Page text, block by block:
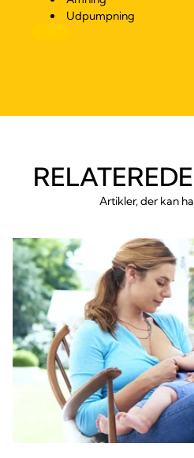
Udpumpning
Artikler, der kan